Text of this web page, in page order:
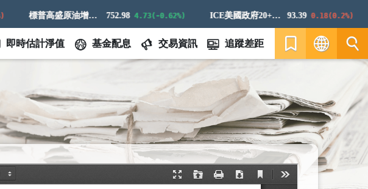
標普高盛原油增強超額回報指數 752.98 4.73(-0.62%) ICE美國政府20+年期債券指數 93.39 0.18(0.2%)
即時估計淨值 基金配息 交易資訊 追蹤差距
EN